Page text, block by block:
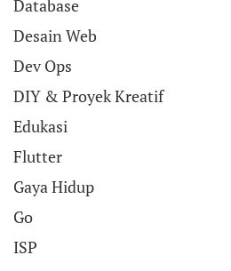
Database
Desain Web
Dev Ops
DIY & Proyek Kreatif
Edukasi
Flutter
Gaya Hidup
Go
ISP